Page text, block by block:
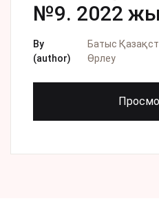
№9. 2022
By
(author)
Батыс
Өрлеу